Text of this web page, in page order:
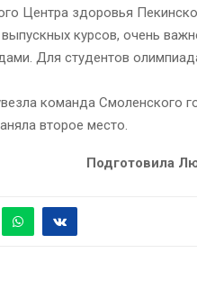
Центра здоровья
курсов, очень
Для студентов
команда Смоленского
второе место.
Подготовила